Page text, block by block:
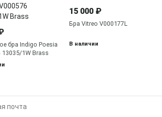
бра Indigo Poesia
13035/1W Brass
15 000 ₽
Бра Vitreo V000177L
В наличии
почта